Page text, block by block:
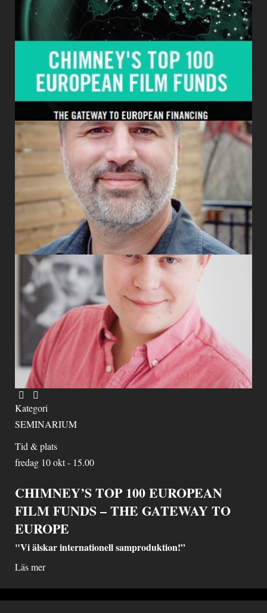
Kategori
SEMINARIUM
Tid & plats
fredag 10 okt - 15.00
CHIMNEY’S TOP 100 EUROPEAN
FILM FUNDS – THE GATEWAY TO
EUROPE
"Vi älskar internationell samproduktion!”
Läs mer